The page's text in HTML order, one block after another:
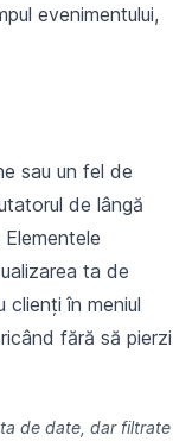
evenimentului,
sau un fel de
de lângă
ta de
clienți în meniul
fără să pierzi
de date, dar filtrate